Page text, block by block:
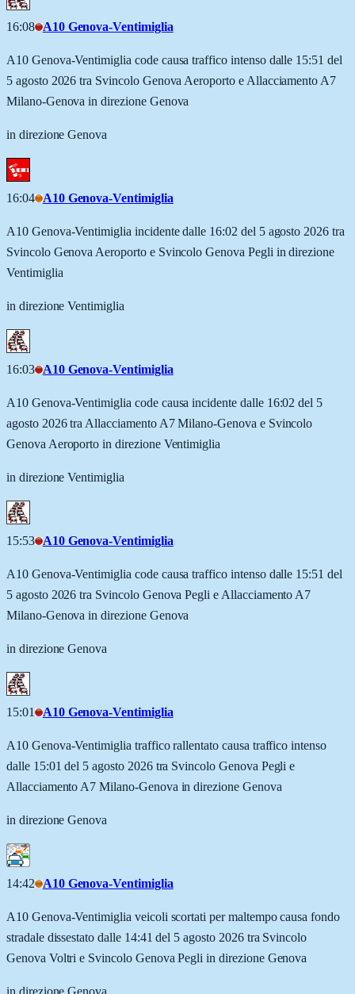
16:08 A10 Genova-Ventimiglia
A10 Genova-Ventimiglia code causa traffico intenso dalle 15:51 del
5 agosto 2026 tra Svincolo Genova Aeroporto e Allacciamento A7
Milano-Genova in direzione Genova
in direzione Genova
16:04 A10 Genova-Ventimiglia
A10 Genova-Ventimiglia incidente dalle 16:02 del 5 agosto 2026 tra
Svincolo Genova Aeroporto e Svincolo Genova Pegli in direzione
Ventimiglia
in direzione Ventimiglia
16:03 A10 Genova-Ventimiglia
A10 Genova-Ventimiglia code causa incidente dalle 16:02 del 5
agosto 2026 tra Allacciamento A7 Milano-Genova e Svincolo
Genova Aeroporto in direzione Ventimiglia
in direzione Ventimiglia
15:53 A10 Genova-Ventimiglia
A10 Genova-Ventimiglia code causa traffico intenso dalle 15:51 del
5 agosto 2026 tra Svincolo Genova Pegli e Allacciamento A7
Milano-Genova in direzione Genova
in direzione Genova
15:01 A10 Genova-Ventimiglia
A10 Genova-Ventimiglia traffico rallentato causa traffico intenso
dalle 15:01 del 5 agosto 2026 tra Svincolo Genova Pegli e
Allacciamento A7 Milano-Genova in direzione Genova
in direzione Genova
14:42 A10 Genova-Ventimiglia
A10 Genova-Ventimiglia veicoli scortati per maltempo causa fondo
stradale dissestato dalle 14:41 del 5 agosto 2026 tra Svincolo
Genova Voltri e Svincolo Genova Pegli in direzione Genova
in direzione Genova